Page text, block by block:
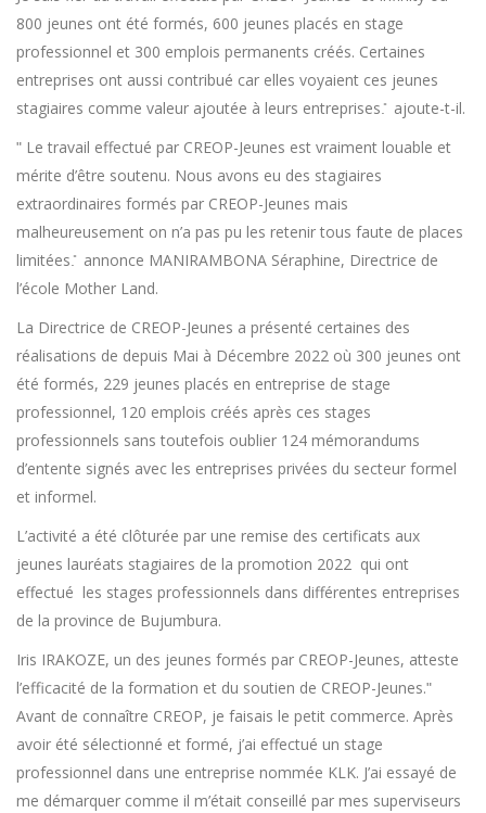
800 jeunes ont été formés, 600 jeunes placés en stage
professionnel et 300 emplois permanents créés. Certaines
entreprises ont aussi contribué car elles voyaient ces jeunes
stagiaires comme valeur ajoutée à leurs entreprises.̎ ajoute-t-il.
ʺ Le travail effectué par CREOP-Jeunes est vraiment louable et
mérite d’être soutenu. Nous avons eu des stagiaires
extraordinaires formés par CREOP-Jeunes mais
malheureusement on n’a pas pu les retenir tous faute de places
limitées.̎ annonce MANIRAMBONA Séraphine, Directrice de
l’école Mother Land.
La Directrice de CREOP-Jeunes a présenté certaines des
réalisations de depuis Mai à Décembre 2022 où 300 jeunes ont
été formés, 229 jeunes placés en entreprise de stage
professionnel, 120 emplois créés après ces stages
professionnels sans toutefois oublier 124 mémorandums
d’entente signés avec les entreprises privées du secteur formel
et informel.
L’activité a été clôturée par une remise des certificats aux
jeunes lauréats stagiaires de la promotion 2022 qui ont
effectué les stages professionnels dans différentes entreprises
de la province de Bujumbura.
Iris IRAKOZE, un des jeunes formés par CREOP-Jeunes, atteste
l’efficacité de la formation et du soutien de CREOP-Jeunes.ʺ
Avant de connaître CREOP, je faisais le petit commerce. Après
avoir été sélectionné et formé, j’ai effectué un stage
professionnel dans une entreprise nommée KLK. J’ai essayé de
me démarquer comme il m’était conseillé par mes superviseurs